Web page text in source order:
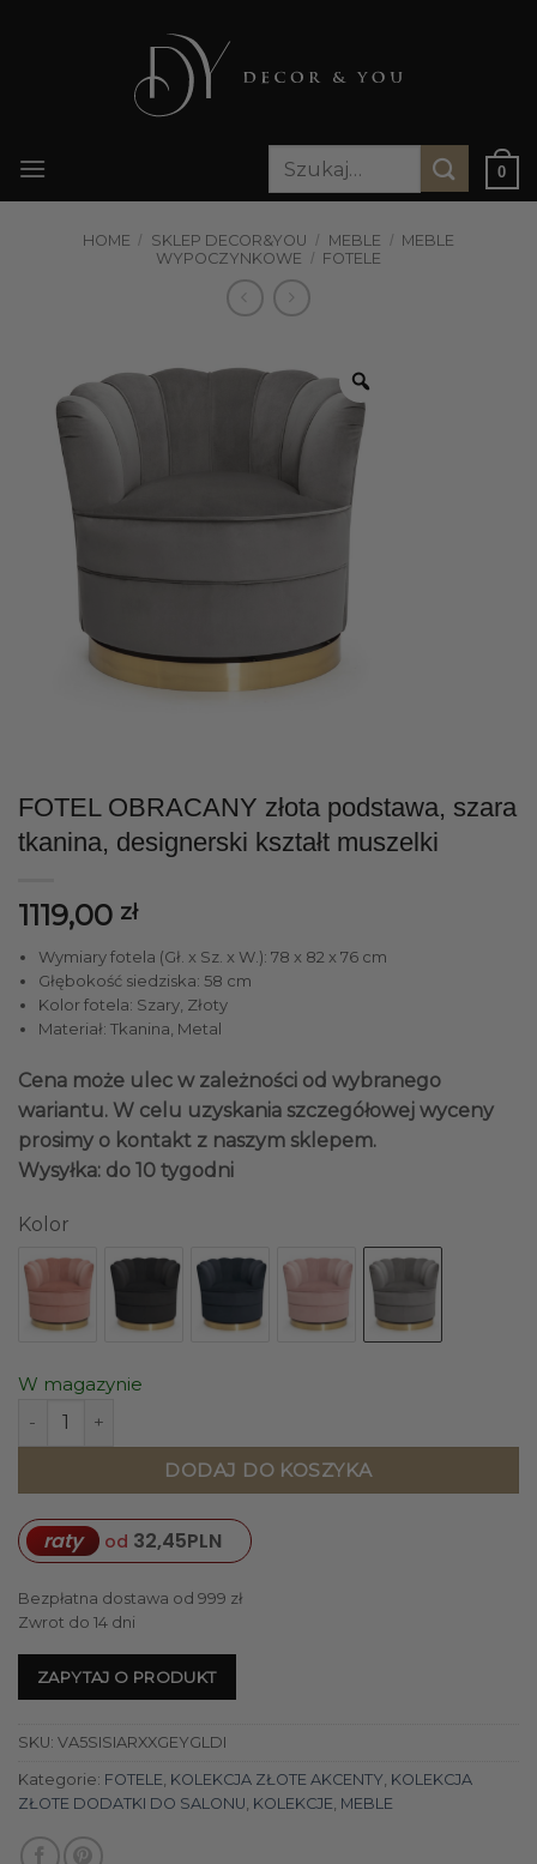
Szukaj:
0
HOME / SKLEP DECOR&YOU / MEBLE / MEBLE
WYPOCZYNKOWE / FOTELE
FOTEL OBRACANY złota podstawa, szara
tkanina, designerski kształt muszelki
1119,00 zł
Wymiary fotela (Gł. x Sz. x W.): 78 x 82 x 76 cm
Głębokość siedziska: 58 cm
Kolor fotela: Szary, Złoty
Materiał: Tkanina, Metal
Cena może ulec w zależności od wybranego
wariantu. W celu uzyskania szczegółowej wyceny
prosimy o kontakt z naszym sklepem.
Wysyłka: do 10 tygodni
Kolor
W magazynie
ilość FOTEL OBRACANY złota podstawa, szara tkanina,
DODAJ DO KOSZYKA
raty od 32,45PLN
Bezpłatna dostawa od 999 zł
Zwrot do 14 dni
ZAPYTAJ O PRODUKT
SKU: VA5SISIARXXGEYGLDI
Kategorie: FOTELE KOLEKCJA ZŁOTE AKCENTY KOLEKCJA
ZŁOTE DODATKI DO SALONU KOLEKCJE MEBLE